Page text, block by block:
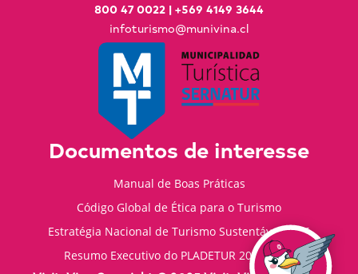
800 47 0022 | +569 4149 3644
infoturismo@munivina.cl
Documentos de interesse
Manual de Boas Práticas
Código Global de Ética para o Turismo
Estratégia Nacional de Turismo Sustentável 2035
Resumo Executivo do PLADETUR 2025-2023